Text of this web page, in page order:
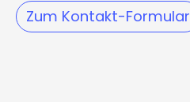
Zum Kontakt-Formular